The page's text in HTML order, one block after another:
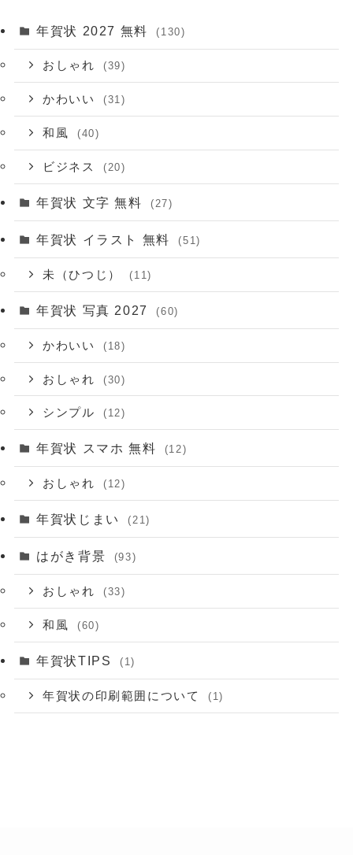
年賀状 2027 無料 (130)
おしゃれ (39)
かわいい (31)
和風 (40)
ビジネス (20)
年賀状 文字 無料 (27)
年賀状 イラスト 無料 (51)
未（ひつじ） (11)
年賀状 写真 2027 (60)
かわいい (18)
おしゃれ (30)
シンプル (12)
年賀状 スマホ 無料 (12)
おしゃれ (12)
年賀状じまい (21)
はがき背景 (93)
おしゃれ (33)
和風 (60)
年賀状TIPS (1)
年賀状の印刷範囲について (1)